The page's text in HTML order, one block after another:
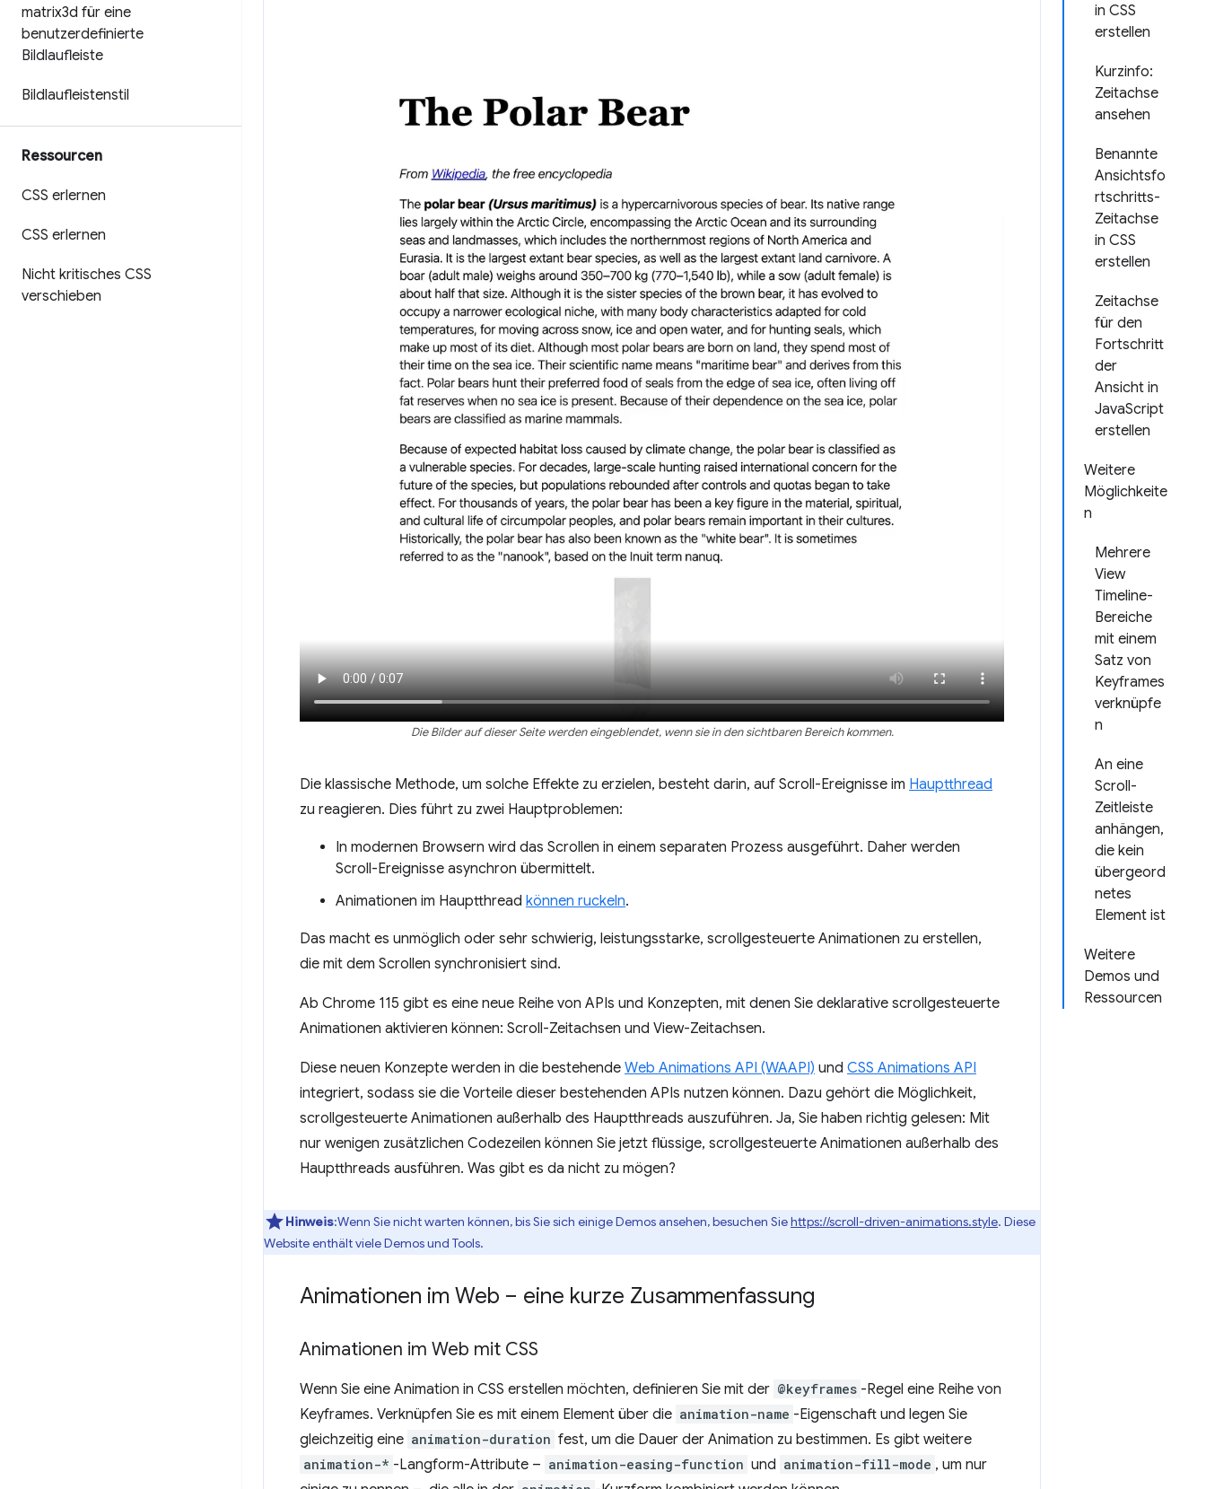
matrix3d für eine
benutzerdefinierte
Bildlaufleiste
Bildlaufleistenstil
Ressourcen
CSS erlernen
CSS erlernen
Nicht kritisches CSS
verschieben
in CSS
erstellen
Kurzinfo:
Zeitachse
ansehen
Benannte
Ansichtsfo
rtschritts-
Zeitachse
in CSS
erstellen
Zeitachse
für den
Fortschritt
der
Ansicht in
JavaScript
erstellen
Weitere
Möglichkeite
n
Mehrere
View
Timeline-
Bereiche
mit einem
Satz von
Keyframes
verknüpfe
n
An eine
Scroll-
Zeitleiste
anhängen,
die kein
übergeord
netes
Element ist
Weitere
Demos und
Ressourcen
Die Bilder auf dieser Seite werden eingeblendet, wenn sie in den sichtbaren Bereich kommen.
Die klassische Methode, um solche Effekte zu erzielen, besteht darin, auf Scroll-Ereignisse im Hauptthread
zu reagieren. Dies führt zu zwei Hauptproblemen:
In modernen Browsern wird das Scrollen in einem separaten Prozess ausgeführt. Daher werden
Scroll-Ereignisse asynchron übermittelt.
Animationen im Hauptthread können ruckeln.
Das macht es unmöglich oder sehr schwierig, leistungsstarke, scrollgesteuerte Animationen zu erstellen,
die mit dem Scrollen synchronisiert sind.
Ab Chrome 115 gibt es eine neue Reihe von APIs und Konzepten, mit denen Sie deklarative scrollgesteuerte
Animationen aktivieren können: Scroll-Zeitachsen und View-Zeitachsen.
Diese neuen Konzepte werden in die bestehende Web Animations API (WAAPI) und CSS Animations API
integriert, sodass sie die Vorteile dieser bestehenden APIs nutzen können. Dazu gehört die Möglichkeit,
scrollgesteuerte Animationen außerhalb des Hauptthreads auszuführen. Ja, Sie haben richtig gelesen: Mit
nur wenigen zusätzlichen Codezeilen können Sie jetzt flüssige, scrollgesteuerte Animationen außerhalb des
Hauptthreads ausführen. Was gibt es da nicht zu mögen?
Hinweis:Wenn Sie nicht warten können, bis Sie sich einige Demos ansehen, besuchen Siehttps://scroll-driven-animations.style. Diese
Website enthält viele Demos und Tools.
Animationen im Web – eine kurze Zusammenfassung
Animationen im Web mit CSS
Wenn Sie eine Animation in CSS erstellen möchten, definieren Sie mit der @keyframes -Regel eine Reihe von
Keyframes. Verknüpfen Sie es mit einem Element über die animation-name -Eigenschaft und legen Sie
gleichzeitig eine animation-duration fest, um die Dauer der Animation zu bestimmen. Es gibt weitere
animation-* -Langform-Attribute – animation-easing-function und animation-fill-mode , um nur